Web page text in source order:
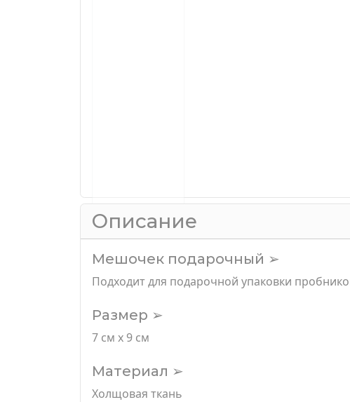
Описание
Мешочек подарочный ➢
Подходит для подарочной упаковки
Размер ➢
7 см х 9 см
Материал ➢
Холщовая ткань